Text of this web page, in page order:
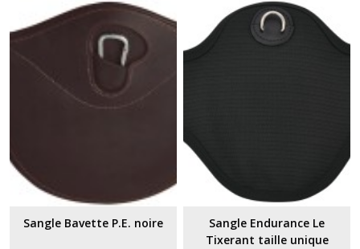
Sangle Bavette P.E. noire
Sangle Endurance Le
Tixerant taille unique